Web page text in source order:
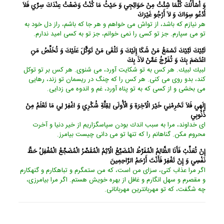
وَ أَسْأَلُكَ كُلَّمَا شِئْتُ مِنْ حَوَائِجِي وَ حَيْثُ مَا كُنْتُ وَضَعْتُ عِنْدَكَ سِرِّي فَلاَ
أَدْعُو سِوَاكَ وَ لاَ أَرْجُو غَيْرَكَ‏
هر نيازم كه باشد، از تواش مى ‏خواهم و هر جا كه باشم، راز دل خود به
تو مى ‏سپارم. جز تو كسى را نمى ‏خوانم، جز تو به كسى اميد ندارم.
لَبَّيْكَ لَبَّيْكَ تَسْمَعُ مَنْ شَكَا إِلَيْكَ وَ تَلْقَى مَنْ تَوَكَّلَ عَلَيْكَ وَ تُخَلِّصُ مَنِ
اعْتَصَمَ بِكَ وَ تُفَرِّجُ عَمَّنْ لاَذَ بِكَ‏
لبيك لبيك. هر كس به تو شكايت آورد، مى ‏شنوى. هر كس بر تو توكل
كند، بدو روى مى ‏كنى. هر كس را كه چنگ در ريسمان تو زند، رهايى
مى‏ بخشى و از كسى كه به تو پناه آورد، غم و اندوه مى‏ زدايى.
إِلَهِي فَلاَ تَحْرِمْنِي خَيْرَ الْآخِرَةِ وَ الْأُولَى لِقِلَّةِ شُكْرِي وَ اغْفِرْ لِي مَا تَعْلَمُ مِنْ
ذُنُوبِي‏
اى خداوند، مرا به سبب اندك بودن سپاسگزاريم از خير دنيا و آخرت
محروم مكن. گناهانم را كه تنها تو مى ‏دانى چيست بيامرز.
إِنْ تُعَذِّبْ فَأَنَا الظَّالِمُ الْمُفَرِّطُ الْمُضَيِّعُ الْآثِمُ الْمُقَصِّرُ الْمُضَجِّعُ الْمُغْفِلُ حَظَّ
نَفْسِي وَ إِنْ تَغْفِرْ فَأَنْتَ أَرْحَمُ الرَّاحِمِينَ‏
اگر مرا عذاب كنى، سزاى من است، كه من ستمگرم و تباهكارم و گنهكارم
و مقصرم و سهل انگارم و غافل از بهره خويش هستم. اگر مرا بيامرزى،
چه شگفت، كه تو مهربان‏ترين مهربانانى.